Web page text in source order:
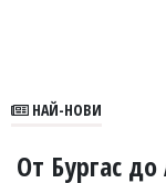
В
НАЙ-НОВИ
От Бургас